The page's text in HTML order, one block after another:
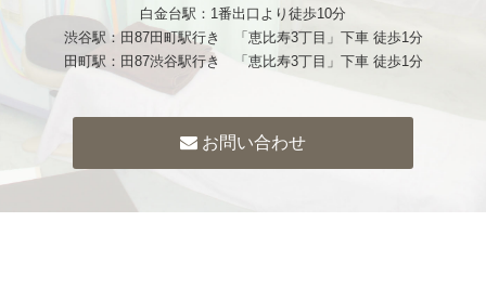
白金台駅：1番出口より徒歩10分
渋谷駅：田87田町駅行き 「恵比寿3丁目」下車 徒歩1分
田町駅：田87渋谷駅行き 「恵比寿3丁目」下車 徒歩1分
お問い合わせ